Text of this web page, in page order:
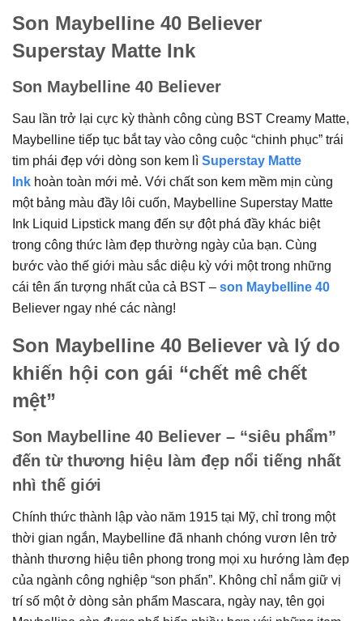
Son Maybelline 40 Believer
Superstay Matte Ink
Son Maybelline 40 Believer
Sau lần trở lại cực kỳ thành công cùng BST Creamy Matte,
Maybelline tiếp tục bắt tay vào công cuộc “chinh phục” trái
tim phái đẹp với dòng son kem lì Superstay Matte
Ink hoàn toàn mới mẻ. Với chất son kem mềm mịn cùng
một bảng màu đầy lôi cuốn, Maybelline Superstay Matte
Ink Liquid Lipstick mang đến sự đột phá đầy khác biệt
trong công thức làm đẹp thường ngày của bạn. Cùng
bước vào thế giới màu sắc diệu kỳ với một trong những
cái tên ấn tượng nhất của cả BST – son Maybelline 40
Believer ngay nhé các nàng!
Son Maybelline 40 Believer và lý do
khiến hội con gái “chết mê chết
mệt”
Son Maybelline 40 Believer – “siêu phẩm”
đến từ thương hiệu làm đẹp nổi tiếng nhất
nhì thế giới
Chính thức thành lập vào năm 1915 tại Mỹ, chỉ trong một
thời gian ngắn, Maybelline đã nhanh chóng vươn lên trở
thành thương hiệu tiên phong trong mọi xu hướng làm đẹp
của ngành công nghiệp “son phấn”. Không chỉ nắm giữ vị
trí số một ở dòng sản phẩm Mascara, ngày nay, tên gọi